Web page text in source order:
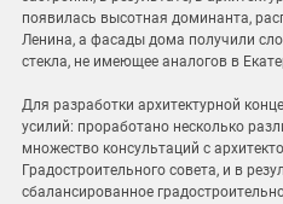
появилась высотная доминанта,
Ленина, а фасады дома получили
стекла, не имеющее аналогов в
Для разработки архитектурной
усилий: проработано несколько
множество консультаций с
Градостроительного совета, и в
сбалансированное